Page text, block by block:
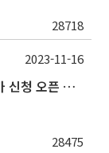
28718
학생정보시스템 내 유학생 시간제취업 허가 신청 오픈 안내
28475
2023-11-16